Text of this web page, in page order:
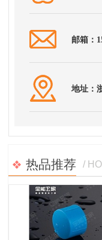
邮箱：
地址：
热品推荐 /